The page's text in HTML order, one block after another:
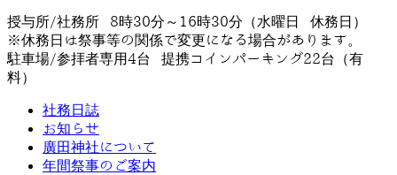
授与所/社務所 8時30分～16時30分（水曜日 休務日）
※休務日は祭事等の関係で変更になる場合があります。
駐車場/参拝者専用4台 提携コインパーキング22台（有
料）
社務日誌
お知らせ
廣田神社について
年間祭事のご案内